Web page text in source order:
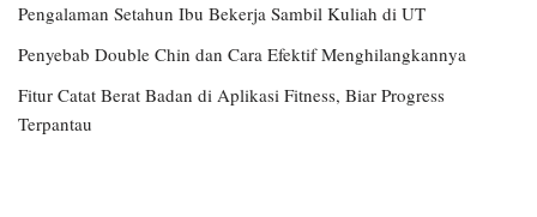
Pengalaman Setahun Ibu Bekerja Sambil Kuliah di UT
Penyebab Double Chin dan Cara Efektif Menghilangkannya
Fitur Catat Berat Badan di Aplikasi Fitness, Biar Progress
Terpantau